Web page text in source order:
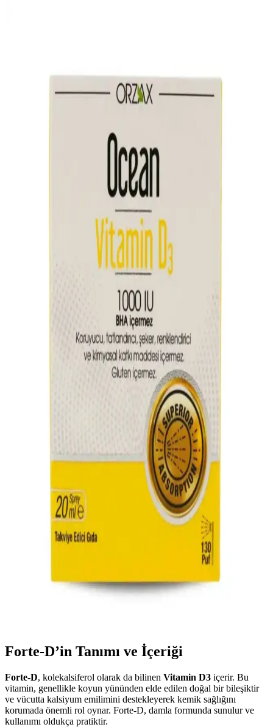
2025'te Balık Yağıyla Cilt ve Saç Sağlığınızda
Balık yağı ile cildinizi ve saçlarınızı güçlendirin, doğal güzelliğinizi
ortaya çıkarın. Detayları hemen keşfedin! Synopsıs: Balık yağı,
2025 yılında güzellik ve sağlıkt
2025'te Kemik Sağlığınızı Devrimsel Şekilde
Güçlendirecek Osteo Formülleri
Kemik sağlığınızı artıran osteo formüllerinin faydalarını öğrenin.
Doğru kullanımıyla yaşam kalitenizi yükseltin, hemen keşfedin!
2025'te Forte-D ile Vitamin D Eksikliğine Son:
Sağlığınızda Devrim!
Doğru dozda kullanarak sağlığınızı destekleyin, hemen inceleyin!
2025'te Vitamin D3 1000 IU ile Cildinizi ve
Sağlığınızı Yeniden Keşfedin
Vitamin D3 1000 IU ile kemik ve cilt sağlığınızı destekleyin,
bağışıklığınızı güçlendirin. Detayları hemen keşfedin!
Sedef Hastalığında Vitamin Eksiklikleri ve Cilt
Sağlığını Destekleyici Yaklaşımlar
Sedef hastalığında vitamin eksiklikleri cilt sorunlarını artırabilir.
Vitamin D, A, E ve C'nin önemi ve doğru yaşam tarzıyla cilt
sağlığını koruma yolları anlatılıyor.
Allergo D Vitamini ve Cilt Sağlığı Üzerindeki
Etkileri Güncel Bilgilerle Anlatılıyor
Allergo D vitamini, cilt sağlığını güçlendiren ve yaşlanmayı
geciktiren önemli bir takviye olup, güneş ışığı ve besinlerle alınabilir.
Doğru kullanımla sağlıklı cilt için etkili bir destek sağlar.
Ocean Vitamin D3 1000 IU Sprey ile Pratik ve Etkili
Ocean Vitamin D3 1000 IU Sprey, hızlı emilim sağlayan pratik
Forte-D’in Tanımı ve İçeriği
Forte-D, kolekalsiferol olarak da bilinen Vitamin D3 içerir. Bu
vitamin, genellikle koyun yününden elde edilen doğal bir bileşiktir
ve vücutta kalsiyum emilimini destekleyerek kemik sağlığını
korumada önemli rol oynar. Forte-D, damla formunda sunulur ve
kullanımı oldukça pratiktir.